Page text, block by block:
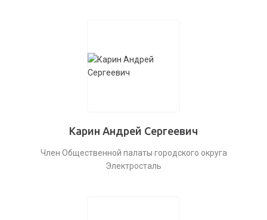
Карин Андрей Сергеевич
Член Общественной палаты городского округа
Электросталь